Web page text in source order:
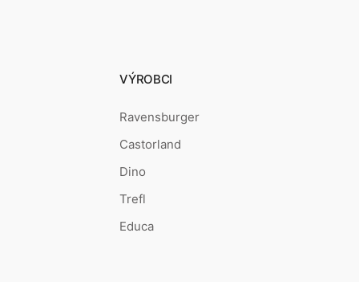
VÝROBCI
Ravensburger
Castorland
Dino
Trefl
Educa